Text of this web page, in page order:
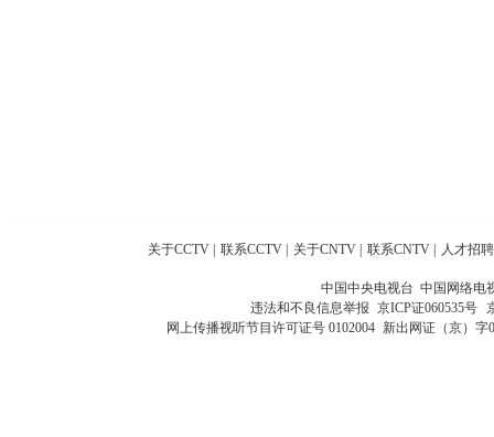
关于CCTV 联系CCTV 关于CNTV 联系CNTV 人才招聘
中国中央电视台 中国网络电
违法和不良信息举报 京ICP证060535号
网上传播视听节目许可证号 0102004 新出网证（京）